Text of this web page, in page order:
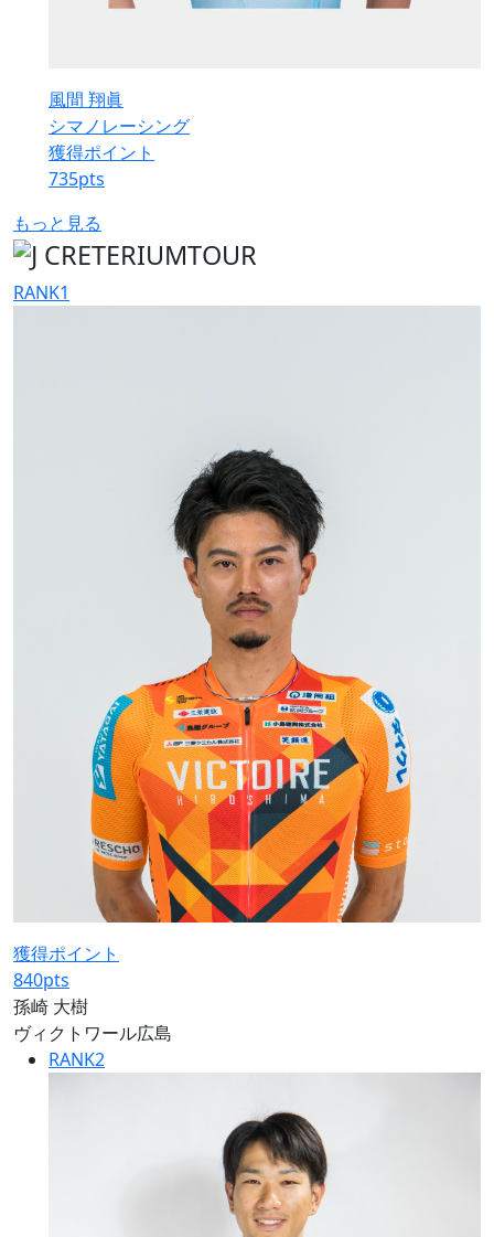
風間 翔眞
シマノレーシング
獲得ポイント
735pts
もっと見る
RANK1
獲得ポイント
840pts
孫崎 大樹
ヴィクトワール広島
RANK2